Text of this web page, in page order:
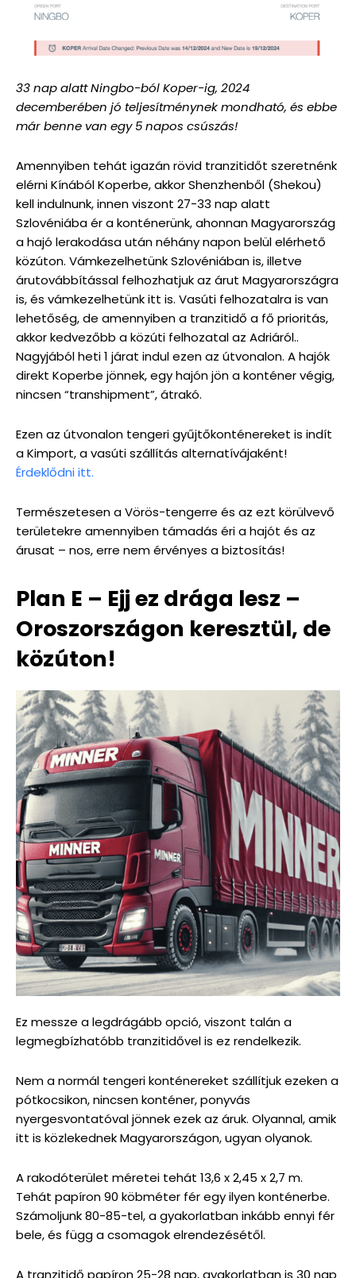
33 nap alatt Ningbo-ból Koper-ig, 2024
decemberében jó teljesítménynek mondható, és ebbe
már benne van egy 5 napos csúszás!
Amennyiben tehát igazán rövid tranzitidőt szeretnénk
elérni Kínából Koperbe, akkor Shenzhenből (Shekou)
kell indulnunk, innen viszont 27-33 nap alatt
Szlovéniába ér a konténerünk, ahonnan Magyarország
a hajó lerakodása után néhány napon belül elérhető
közúton. Vámkezelhetünk Szlovéniában is, illetve
árutovábbítással felhozhatjuk az árut Magyarországra
is, és vámkezelhetünk itt is. Vasúti felhozatalra is van
lehetőség, de amennyiben a tranzitidő a fő prioritás,
akkor kedvezőbb a közúti felhozatal az Adriáról..
Nagyjából heti 1 járat indul ezen az útvonalon. A hajók
direkt Koperbe jönnek, egy hajón jön a konténer végig,
nincsen “transhipment”, átrakó.
Ezen az útvonalon tengeri gyűjtőkonténereket is indít
a Kimport, a vasúti szállítás alternatívájaként!
Érdeklődni itt.
Természetesen a Vörös-tengerre és az ezt körülvevő
területekre amennyiben támadás éri a hajót és az
árusat – nos, erre nem érvényes a biztosítás!
Plan E – Ejj ez drága lesz –
Oroszországon keresztül, de
közúton!
Ez messze a legdrágább opció, viszont talán a
legmegbízhatóbb tranzitidővel is ez rendelkezik.
Nem a normál tengeri konténereket szállítjuk ezeken a
pótkocsikon, nincsen konténer, ponyvás
nyergesvontatóval jönnek ezek az áruk. Olyannal, amik
itt is közlekednek Magyarországon, ugyan olyanok.
A rakodóterület méretei tehát 13,6 x 2,45 x 2,7 m.
Tehát papíron 90 köbméter fér egy ilyen konténerbe.
Számoljunk 80-85-tel, a gyakorlatban inkább ennyi fér
bele, és függ a csomagok elrendezésétől.